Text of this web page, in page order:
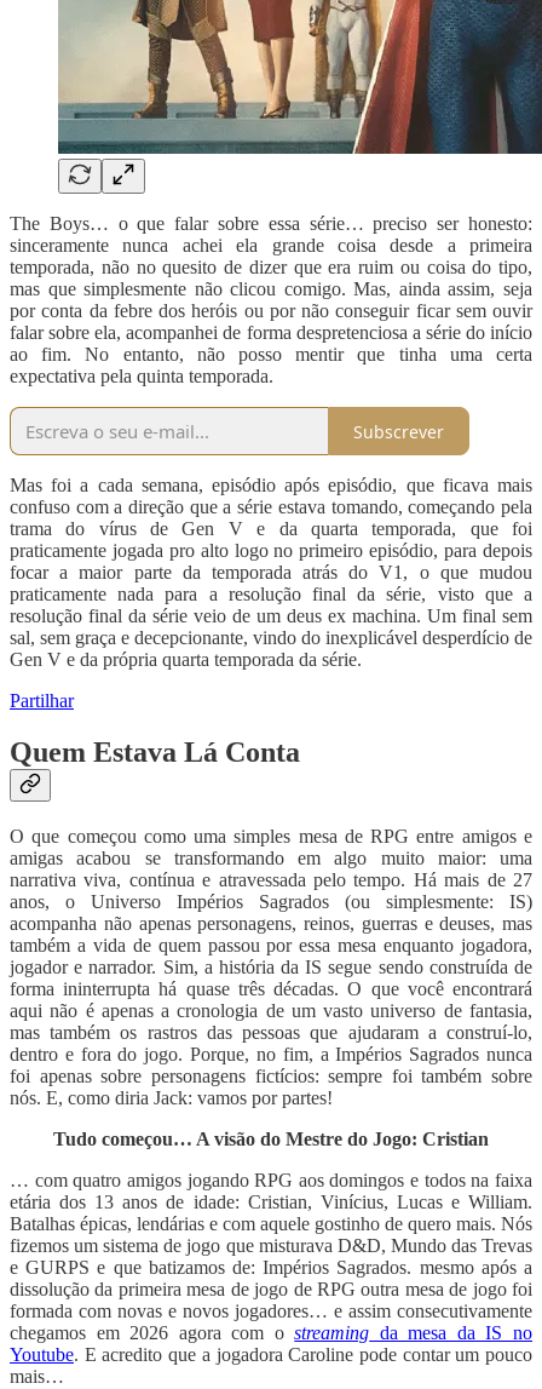
The Boys… o que falar sobre essa série… preciso ser honesto:
sinceramente nunca achei ela grande coisa desde a primeira
temporada, não no quesito de dizer que era ruim ou coisa do tipo,
mas que simplesmente não clicou comigo. Mas, ainda assim, seja
por conta da febre dos heróis ou por não conseguir ficar sem ouvir
falar sobre ela, acompanhei de forma despretenciosa a série do início
ao fim. No entanto, não posso mentir que tinha uma certa
expectativa pela quinta temporada.
Subscrever
Mas foi a cada semana, episódio após episódio, que ficava mais
confuso com a direção que a série estava tomando, começando pela
trama do vírus de Gen V e da quarta temporada, que foi
praticamente jogada pro alto logo no primeiro episódio, para depois
focar a maior parte da temporada atrás do V1, o que mudou
praticamente nada para a resolução final da série, visto que a
resolução final da série veio de um deus ex machina. Um final sem
sal, sem graça e decepcionante, vindo do inexplicável desperdício de
Gen V e da própria quarta temporada da série.
Partilhar
Quem Estava Lá Conta
O que começou como uma simples mesa de RPG entre amigos e
amigas acabou se transformando em algo muito maior: uma
narrativa viva, contínua e atravessada pelo tempo. Há mais de 27
anos, o Universo Impérios Sagrados (ou simplesmente: IS)
acompanha não apenas personagens, reinos, guerras e deuses, mas
também a vida de quem passou por essa mesa enquanto jogadora,
jogador e narrador. Sim, a história da IS segue sendo construída de
forma ininterrupta há quase três décadas. O que você encontrará
aqui não é apenas a cronologia de um vasto universo de fantasia,
mas também os rastros das pessoas que ajudaram a construí-lo,
dentro e fora do jogo. Porque, no fim, a Impérios Sagrados nunca
foi apenas sobre personagens fictícios: sempre foi também sobre
nós. E, como diria Jack: vamos por partes!
Tudo começou… A visão do Mestre do Jogo: Cristian
… com quatro amigos jogando RPG aos domingos e todos na faixa
etária dos 13 anos de idade: Cristian, Vinícius, Lucas e William.
Batalhas épicas, lendárias e com aquele gostinho de quero mais. Nós
fizemos um sistema de jogo que misturava D&D, Mundo das Trevas
e GURPS e que batizamos de: Impérios Sagrados. mesmo após a
dissolução da primeira mesa de jogo de RPG outra mesa de jogo foi
formada com novas e novos jogadores… e assim consecutivamente
chegamos em 2026 agora com ostreaming da mesa da IS no
Youtube. E acredito que a jogadora Caroline pode contar um pouco
mais…